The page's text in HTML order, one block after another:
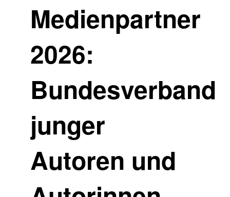
Medienpartner
2026:
Bundesverband
junger
Autoren und